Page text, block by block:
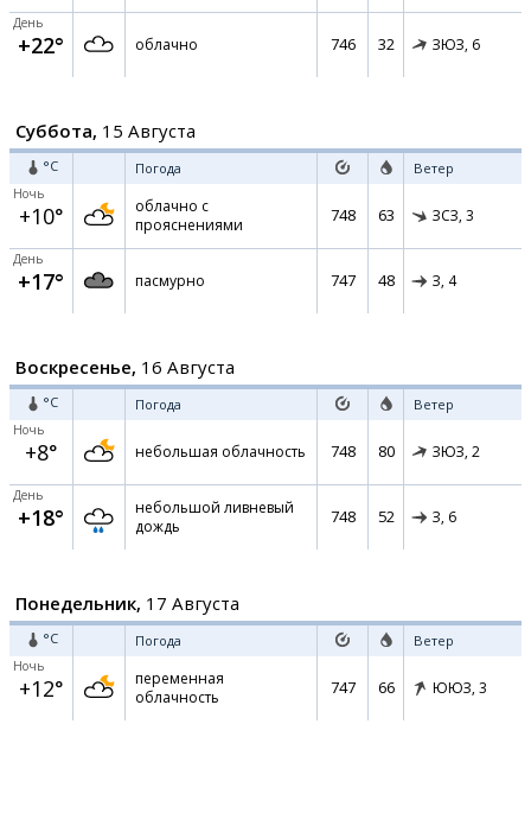
День
+22° облачно 746 32 ЗЮЗ, 6
Суббота, 15 Августа
°C Погода Ветер
Ночь
+10°
облачно с
прояснениями
748 63 ЗСЗ, 3
День
+17° пасмурно 747 48 З, 4
Воскресенье, 16 Августа
°C Погода Ветер
Ночь
+8° небольшая облачность 748 80 ЗЮЗ, 2
День
+18°
небольшой ливневый
дождь
748 52 З, 6
Понедельник, 17 Августа
°C Погода Ветер
Ночь
+12°
переменная
облачность
747 66 ЮЮЗ, 3